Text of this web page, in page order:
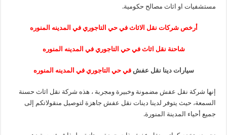
مستشفيات او اثاث مصالح حكومية.
أرخص شركات نقل الاثاث في حي التاجوري في المدينه المنوره
شاحنة نقل اثاث في حي التاجوري في المدينه المنوره
سيارات دينا نقل عفش في حي التاجوري في المدينه المنوره
إنها شركة نقل عفش مضمونة وخبيرة ومجربة ، هذه شركة نقل اثاث حسنة
السمعة، حيث يتوفر لدينا دينات نقل عفش جاهزة لتوصيل منقولاتكم إلى
جميع أحياء المدينة المنورة.